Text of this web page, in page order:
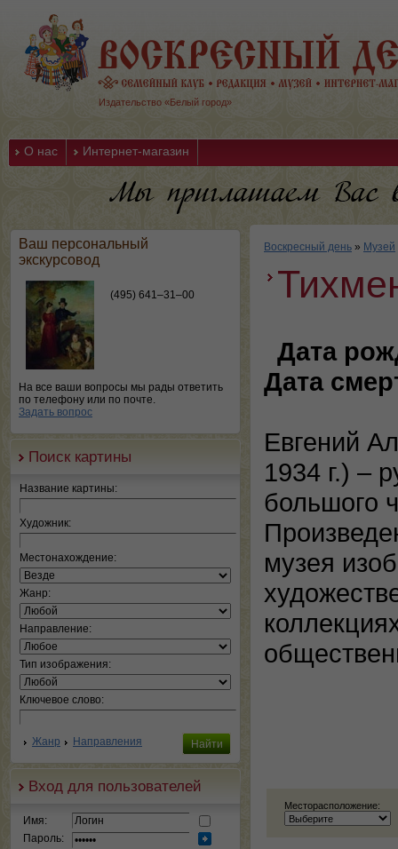
Издательство «Белый город»
О нас Интернет-магазин
Ваш персональный
экскурсовод
(495) 641–31–00
На все ваши вопросы мы рады ответить
по телефону или по почте.
Задать вопрос
Поиск картины
Название картины:
Художник:
Местонахождение:
Жанр:
Направление:
Тип изображения:
Ключевое слово:
Жанр Направления
Вход для пользователей
Имя:
Пароль:
Воскресный день » Музей
Дата
Дата
Евгений
1934 г.) –
большого
музея
Месторасположение: